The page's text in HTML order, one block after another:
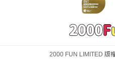
2000 FUN LIMITED 版